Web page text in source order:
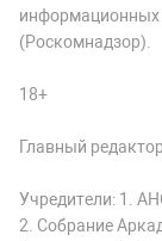
информационных
(Роскомнадзор).
18+
Главный
Учредители: 1.
2. Собрание